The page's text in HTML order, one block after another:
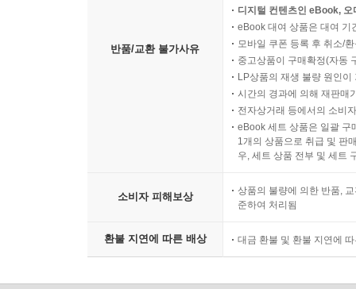
반품/교환 불가사유
디지털 컨텐츠인 eBook,
eBook 대여 상품은 대여 기
모바일 쿠폰 등록 후 취소/
중고상품이 구매확정(자동
LP상품의 재생 불량 원인
시간의 경과에 의해 재판매
전자상거래 등에서의 소비
eBook 세트 상품은 일괄 구
1개의 상품으로 취급 및 판
우, 세트 상품 전부 및 세트
소비자 피해보상
상품의 불량에 의한 반품,
준하여 처리됨
환불 지연에 따른 배상 대금 환불 및 환불 지연에